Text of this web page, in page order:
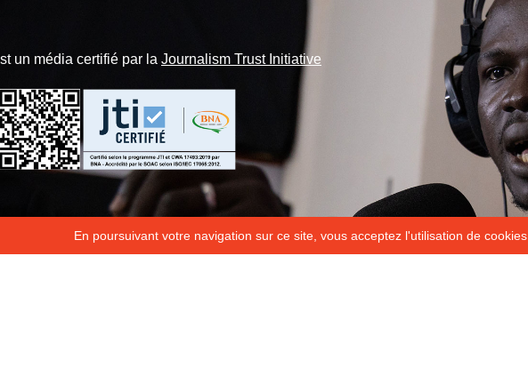
En poursuivant votre navigation sur ce site, vous acceptez l'utilisation de cookies.
un média certifié par la Journalism Trust Initiative
ILS NOUS SOUTIENNENT